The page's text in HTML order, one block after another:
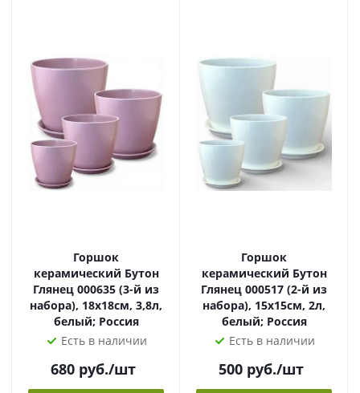
Горшок
керамический Бутон
Глянец 000635 (3-й из
набора), 18х18см, 3,8л,
белый; Россия
Есть в наличии
680 руб./шт
Горшок
керамический Бутон
Глянец 000517 (2-й из
набора), 15х15см, 2л,
белый; Россия
Есть в наличии
500 руб./шт